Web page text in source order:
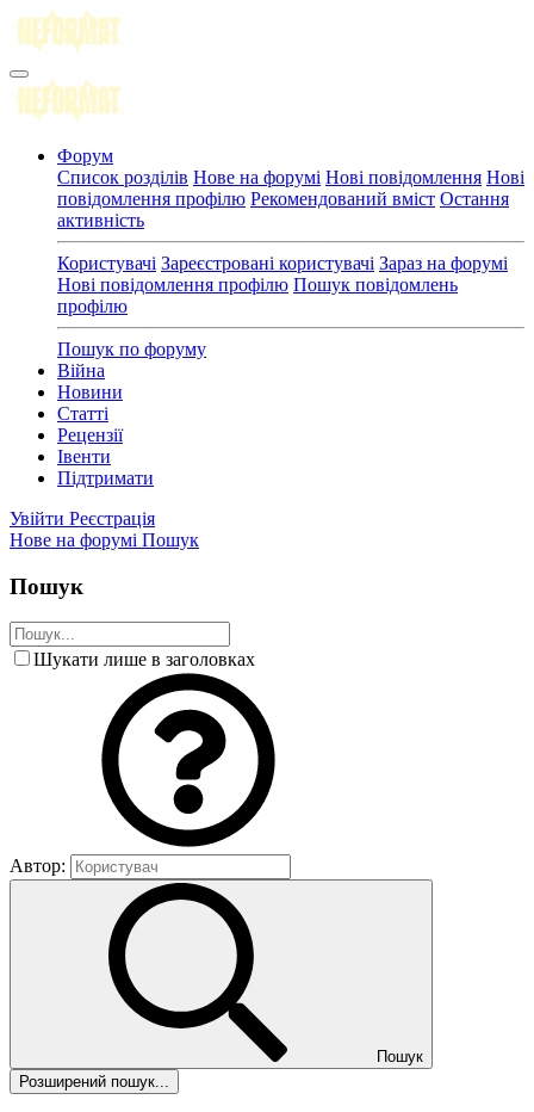
Форум
Список розділів Нове на форумі Нові повідомлення Нові
повідомлення профілю Рекомендований вміст Остання
активність
Користувачі Зареєстровані користувачі Зараз на форумі
Нові повідомлення профілю Пошук повідомлень
профілю
Пошук по форуму
Війна
Новини
Статті
Рецензії
Івенти
Підтримати
Увійти Реєстрація
Нове на форумі Пошук
Пошук
Шукати лише в заголовках
Автор:
Пошук
Розширений пошук...